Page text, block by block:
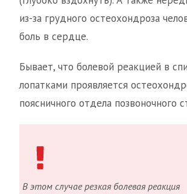
из-за грудного остеохондроза
боль в сердце.
Бывает, что болевой реакцией в
лопатками проявляется
поясничного отдела позвоночного
В этом случае резкая болевая реакция